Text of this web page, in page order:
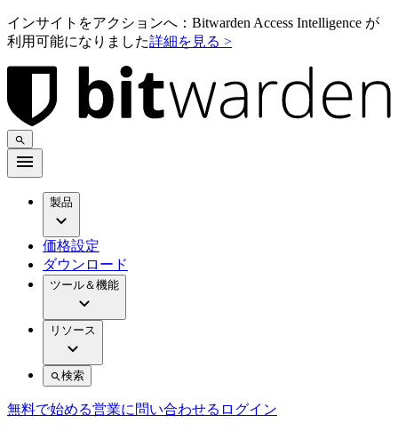
インサイトをアクションへ：Bitwarden Access Intelligence が
利用可能になりました詳細を見る >
製品
価格設定
ダウンロード
ツール＆機能
リソース
検索
無料で始める営業に問い合わせる ログイン